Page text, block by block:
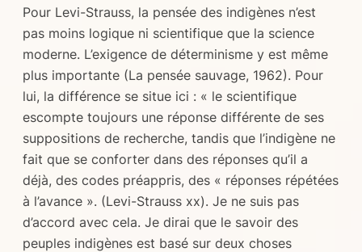
Pour Levi-Strauss, la pensée des indigènes n’est
pas moins logique ni scientifique que la science
moderne. L’exigence de déterminisme y est même
plus importante (La pensée sauvage, 1962). Pour
lui, la différence se situe ici : « le scientifique
escompte toujours une réponse différente de ses
suppositions de recherche, tandis que l’indigène ne
fait que se conforter dans des réponses qu’il a
déjà, des codes préappris, des « réponses répétées
à l’avance ». (Levi-Strauss xx). Je ne suis pas
d’accord avec cela. Je dirai que le savoir des
peuples indigènes est basé sur deux choses